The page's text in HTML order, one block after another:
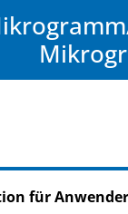
für Anwender